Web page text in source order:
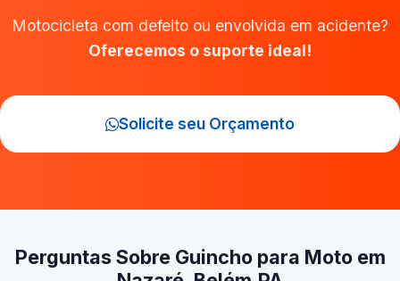
Motocicleta com defeito ou envolvida em acidente?
Oferecemos o suporte ideal!
Solicite seu Orçamento
Perguntas Sobre Guincho para Moto em